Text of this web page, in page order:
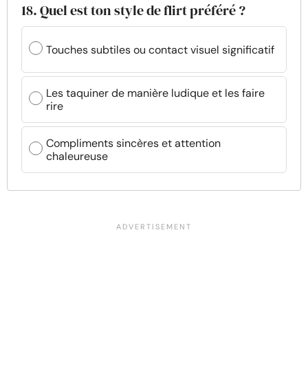
18. Quel est ton style de flirt préféré ?
Touches subtiles ou contact visuel significatif
Les taquiner de manière ludique et les faire
rire
Compliments sincères et attention
chaleureuse